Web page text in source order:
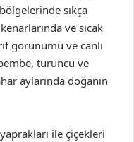
sıkça
ve sıcak
görünümü ve canlı
turuncu ve
aylarında doğanın
ile çiçekleri